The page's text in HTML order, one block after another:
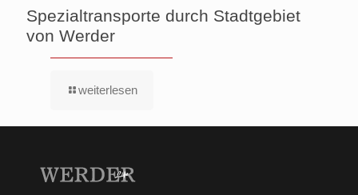
Spezialtransporte durch Stadtgebiet
von Werder
weiterlesen